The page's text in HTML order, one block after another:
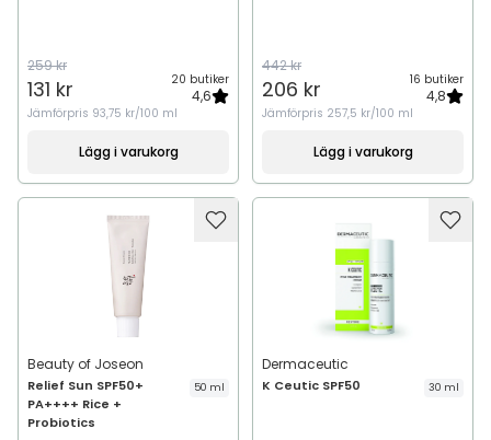
259 kr
131 kr 20 butiker
4,6
Jämförpris 93,75 kr/100 ml
Lägg i varukorg
442 kr
206 kr 16 butiker
4,8
Jämförpris 257,5 kr/100 ml
Lägg i varukorg
Beauty of Joseon
Relief Sun SPF50+
PA++++ Rice +
Probiotics
50 ml
Dermaceutic
K Ceutic SPF50 30 ml